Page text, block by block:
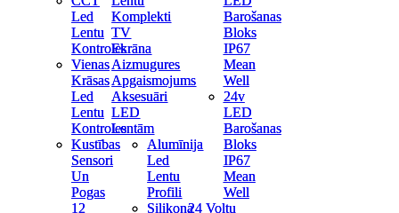
Led
Lentu
Kontroles
Vienas
Krāsas
Led
Lentu
Kontroles
Kustības
Sensori
Un
Pogas
12
Komplekti
TV
Ekrāna
Aizmugures
Apgaismojums
Aksesuāri
LED
Lentām
Alumīnija
Led
Lentu
Profili
Silikona
Barošanas
Bloks
IP67
Mean
Well
24v
LED
Barošanas
Bloks
IP67
Mean
Well
24 Voltu
Led
Lentu
Kontroles
Vienas
Krāsas
Led
Lentu
Kontroles
Kustības
Sensori
Un
Pogas
12
Komplekti
TV
Ekrāna
Aizmugures
Apgaismojums
Aksesuāri
LED
Lentām
Alumīnija
Led
Lentu
Profili
Silikona
Barošanas
Bloks
IP67
Mean
Well
24v
LED
Barošanas
Bloks
IP67
Mean
Well
24 Voltu